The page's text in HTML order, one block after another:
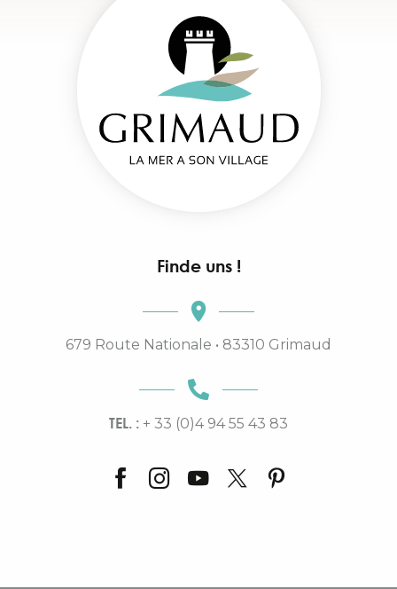
Finde uns !
679 Route Nationale • 83310 Grimaud
TEL. : + 33 (0)4 94 55 43 83